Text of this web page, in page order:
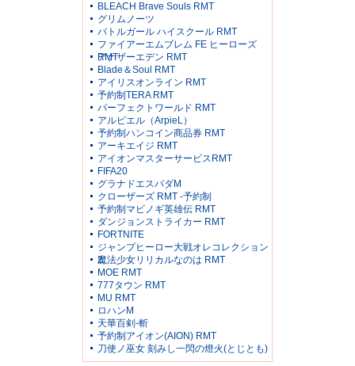
BLEACH Brave Souls RMT
グリムノーツ
バトルガール ハイスクール RMT
ファイアーエムブレム FE ヒーローズ
RMT
アナザーエデン RMT
Blade＆Soul RMT
アイリスオンライン RMT
予約制TERA RMT
パーフェクトワールド RMT
アルピエル（ArpieL）
予約制ハンコイン商品券 RMT
アーキエイジ RMT
アイオンマスターサービスRMT
FIFA20
グラナドエスパダM
クローザーズ RMT -予約制
予約制マビノギ英雄伝 RMT
ダンジョンストライカー RMT
FORTNITE
ジャンプヒーロー大戦オレコレクション
2
魔法少女リリカルなのは RMT
MOE RMT
777タウン RMT
MU RMT
ロハンM
天華百剣-斬
予約制アイオン(AION) RMT
刀使ノ巫女 刻みし一閃の燈火(とじとも)